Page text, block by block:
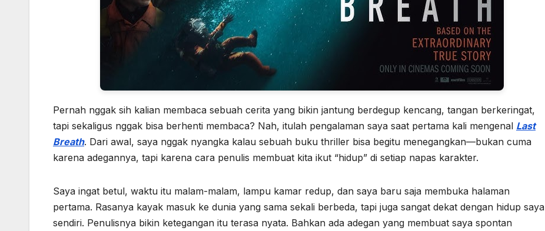
Pernah nggak sih kalian membaca sebuah cerita yang bikin jantung berdegup kencang, tangan berkeringat,
tapi sekaligus nggak bisa berhenti membaca? Nah, itulah pengalaman saya saat pertama kali mengenal Last
Breath. Dari awal, saya nggak nyangka kalau sebuah buku thriller bisa begitu menegangkan—bukan cuma
karena adegannya, tapi karena cara penulis membuat kita ikut “hidup” di setiap napas karakter.
Saya ingat betul, waktu itu malam-malam, lampu kamar redup, dan saya baru saja membuka halaman
pertama. Rasanya kayak masuk ke dunia yang sama sekali berbeda, tapi juga sangat dekat dengan hidup saya
sendiri. Penulisnya bikin ketegangan itu terasa nyata. Bahkan ada adegan yang membuat saya spontan